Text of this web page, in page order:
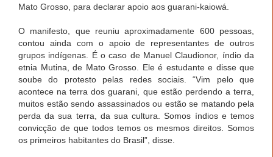
Mato Grosso, para declarar apoio aos guarani-kaiowá.
O manifesto, que reuniu aproximadamente 600 pessoas,
contou ainda com o apoio de representantes de outros
grupos indígenas. É o caso de Manuel Claudionor, índio da
etnia Mutina, de Mato Grosso. Ele é estudante e disse que
soube do protesto pelas redes sociais. “Vim pelo que
acontece na terra dos guarani, que estão perdendo a terra,
muitos estão sendo assassinados ou estão se matando pela
perda da sua terra, da sua cultura. Somos índios e temos
convicção de que todos temos os mesmos direitos. Somos
os primeiros habitantes do Brasil”, disse.